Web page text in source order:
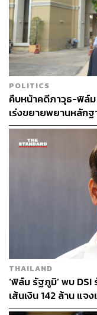
คำตอบ:กรณีผู้กระทำ
ทะเบียนที่มีหลักทรัพ
ตามมาตรา 313 คือ ร
เท่าของราคาทรัพย์
กระทำการฝ่าฝืน
กรณีผู้กระทำผิดเป็น
ความในมาตรา 315
เนื่องจากไม่ได้เป็น
ตาม พ.ร.บ.หลักทรัพ
6. ก.ล.ต. ได้รับเบ
ของการดำเนินกา
ก.ล.ต. ได้รับ
ผ่านบริษัทย่อยในโค
หลักฐานที่เกี่ยวข้อง
ความถูกต้องว่าเป็นไ
ตรวจสอบข้อมูลผ่านห
POLITICS
คืบหน้าคดีภาวุธ-ฟิล์ม
เร่งขยายพยานหลักฐ
THAILAND
‘ฟิล์ม รัฐภูมิ’ พบ
เส้นเงิน 142 ล้าน แ